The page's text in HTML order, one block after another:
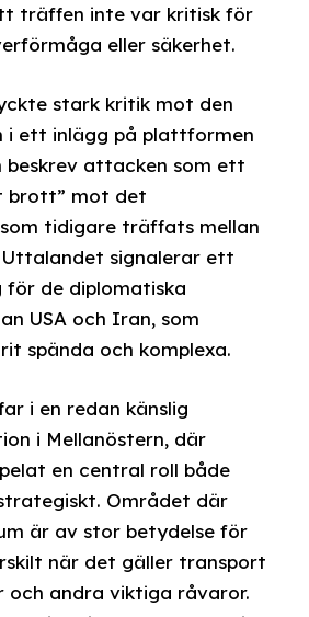
träffen inte var kritisk för
eller säkerhet.
stark kritik mot den
i ett inlägg på plattformen
beskrev attacken som ett
brott” mot det
tidigare träffats mellan
signalerar ett
för de diplomatiska
USA och Iran, som
spända och komplexa.
i en redan känslig
i Mellanöstern, där
en central roll både
Området där
är av stor betydelse för
när det gäller transport
och andra viktiga råvaror.